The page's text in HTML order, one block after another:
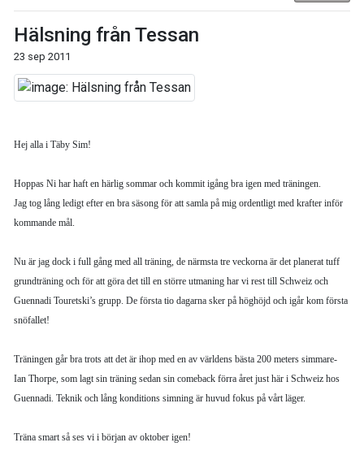
Hälsning från Tessan
23 sep 2011
Hej alla i Täby Sim!
Hoppas Ni har haft en härlig sommar och kommit igång bra igen med träningen.
Jag tog lång ledigt efter en bra säsong för att samla på mig ordentligt med krafter inför
kommande mål.
Nu är jag dock i full gång med all träning, de närmsta tre veckorna är det planerat tuff
grundträning och för att göra det till en större utmaning har vi rest till Schweiz och
Guennadi Touretski’s grupp. De första tio dagarna sker på höghöjd och igår kom första
snöfallet!
Träningen går bra trots att det är ihop med en av världens bästa 200 meters simmare-
Ian Thorpe, som lagt sin träning sedan sin comeback förra året just här i Schweiz hos
Guennadi. Teknik och lång konditions simning är huvud fokus på vårt läger.
Träna smart så ses vi i början av oktober igen!